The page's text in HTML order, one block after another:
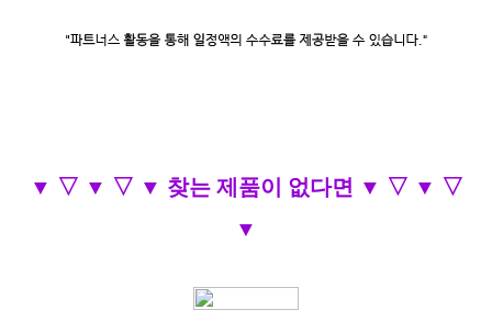
▼ ▽ ▼ ▽ ▼ 찾는 제품이 없다면 ▼ ▽ ▼ ▽
▼